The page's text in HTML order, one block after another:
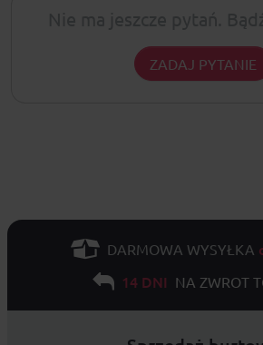
ZADAJ PYTANIE
DARMOWA WYSYŁKA
14 DNI NA ZWROT